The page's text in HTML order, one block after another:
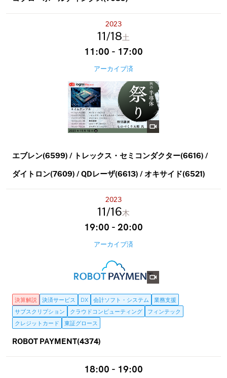
2023
11 18土
11:00 - 17:00
アーカイブ済
エブレン(6599) / トレックス・セミコンダクター(6616) /
ダイトロン(7609) / QDレーザ(6613) / オキサイド(6521)
2023
11 16木
19:00 - 20:00
アーカイブ済
決算解説 決済サービス DX 会計ソフト・システム
業務支援
サブスクリプション
クラウドコンピューティング
フィンテック
クレジットカード
東証グロース
ROBOT PAYMENT(4374)
18:00 - 19:00